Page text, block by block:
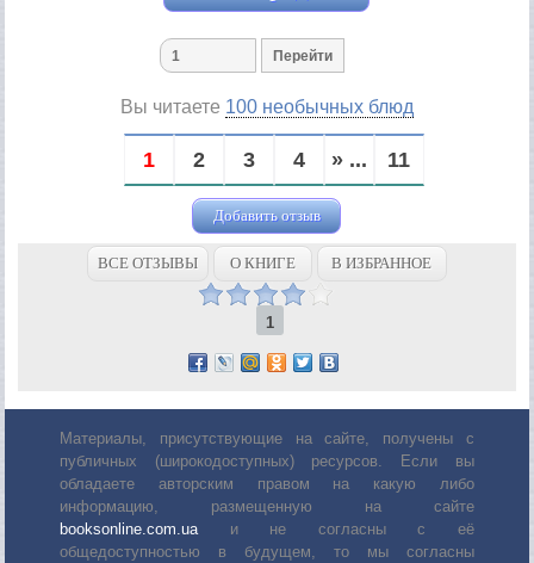
Вы читаете 100 необычных блюд
1 2 3 4 » ... 11
Добавить отзыв
ВСЕ ОТЗЫВЫ О КНИГЕ В ИЗБРАННОЕ
1
Материалы, присутствующие на сайте, получены с
публичных (широкодоступных) ресурсов. Если вы
обладаете авторским правом на какую либо
информацию, размещенную на сайте
booksonline.com.uaи не согласны с её
общедоступностью в будущем, то мы согласны